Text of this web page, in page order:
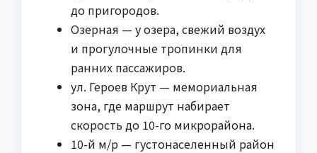
до пригородов.
Озерная — у озера, свежий воздух
и прогулочные тропинки для
ранних пассажиров.
ул. Героев Крут — мемориальная
зона, где маршрут набирает
скорость до 10-го микрорайона.
10-й м/р — густонаселенный район